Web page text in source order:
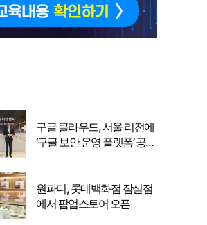
구글 클라우드, 서울 리전에
‘구글 보안 운영 플랫폼’ 공식
원파디, 롯데백화점 잠실점
에서 팝업스토어 오픈